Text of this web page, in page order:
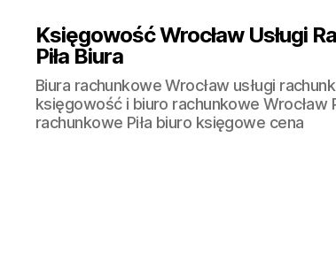
Księgowość Wrocław Usługi
Piła Biura
Biura rachunkowe Wrocław usługi
księgowość i biuro rachunkowe Wrocław
rachunkowe Piła biuro księgowe cena